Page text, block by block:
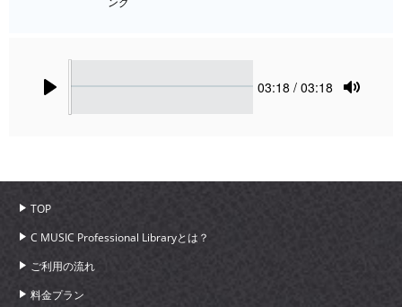
Current
03:18 / 03:18
TOP
C MUSIC Professional Libraryとは？
ご利用の流れ
料金プラン